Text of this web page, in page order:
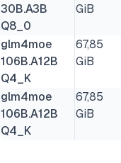
30B.A3B
Q8_0
GiB
glm4moe
106B.A12B
Q4_K
67,85
GiB
glm4moe
106B.A12B
Q4_K
67,85
GiB